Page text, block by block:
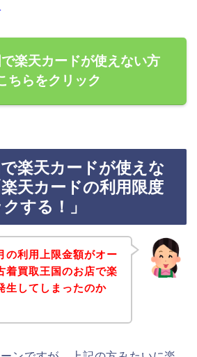
楽天カードが使えない方
ちらをクリック
楽天カードが使えな
天カードの利用限度
する！」
の利用上限金額がオー
着買取王国のお店で楽
生してしまったのか